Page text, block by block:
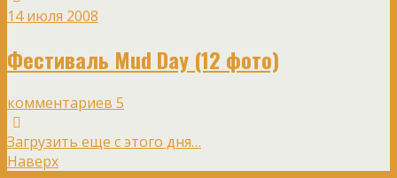
14 июля 2008
Фестиваль Mud Day (12 фото)
комментариев 5
Загрузить еще с этого дня…
Наверх